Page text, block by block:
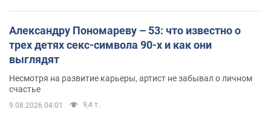
Александру Пономареву – 53: что известно о
трех детях секс-символа 90-х и как они
выглядят
Несмотря на развитие карьеры, артист не забывал о личном
счастье
9.08.2026 04:01 9,4 т.